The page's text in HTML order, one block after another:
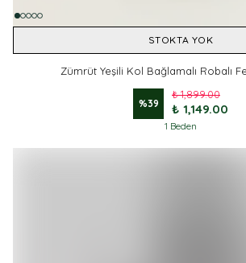
STOKTA YOK
Zümrüt Yeşili Kol Bağlamalı Robalı
%39
₺ 1,899.00
₺ 1,149.00
1 Beden